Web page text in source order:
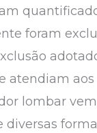
foram
atendiam
lombar